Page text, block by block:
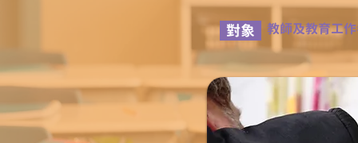
對象 教師及教育工